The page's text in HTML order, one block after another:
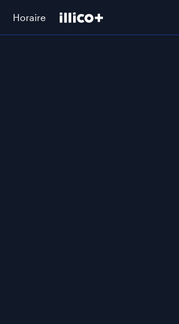
Horaire